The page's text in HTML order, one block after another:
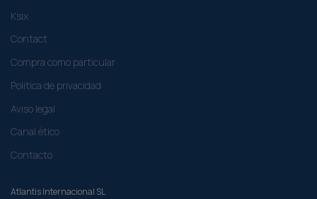
Ksix
Contact
Compra como particular​
Politica de privacidad
Aviso legal
Canal ético
Contacto
Atlantis Internacional SL